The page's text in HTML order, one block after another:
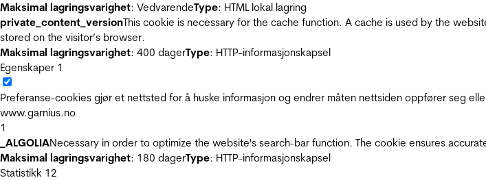
Maksimal lagringsvarighet: VedvarendeType: HTML lokal lagring
private_content_versionThis cookie is necessary for the cache function. A cache is used by the
stored on the visitor’s browser.
Maksimal lagringsvarighet: 400 dagerType: HTTP-informasjonskapsel
Egenskaper 1
Preferanse-cookies gjør et nettsted for å huske informasjon og endrer måten nettsiden oppfører seg
www.garnius.no
1
_ALGOLIANecessary in order to optimize the website's search-bar function. The cookie ensures
Maksimal lagringsvarighet: 180 dagerType: HTTP-informasjonskapsel
Statistikk 12